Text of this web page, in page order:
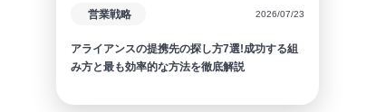
営業戦略 2026/07/23
アライアンスの提携先の探し方7選!成功する組
み方と最も効率的な方法を徹底解説